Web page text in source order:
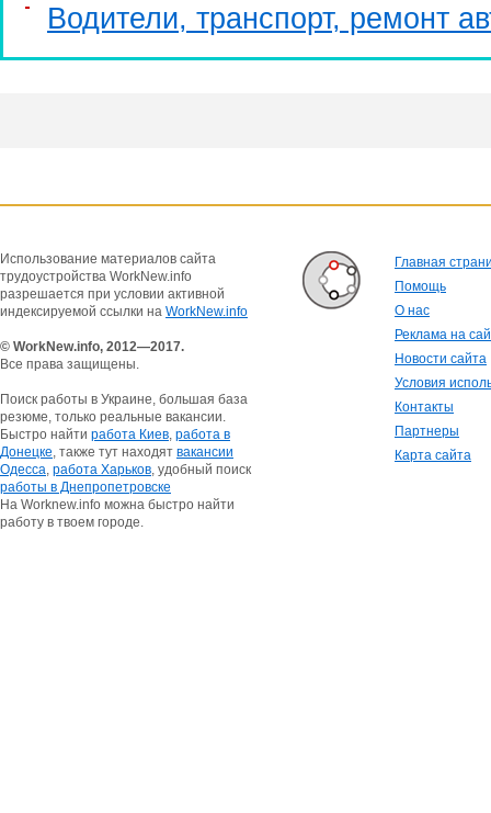
Водители, транспорт, ремонт
Использование материалов сайта
трудоустройства WorkNew.info
разрешается при условии активной
индексируемой ссылки на WorkNew.info
© WorkNew.info, 2012—2017.
Все права защищены.
Поиск работы в Украине, большая база
резюме, только реальные вакансии.
Быстро найти работа Киев, работа в
Донецке, также тут находят вакансии
Одесса, работа Харьков, удобный поиск
работы в Днепропетровске
На Worknew.info можна быстро найти
работу в твоем городе.
Главная
Помощь
О нас
Реклама на
Новости сайта
Условия
Контакты
Партнеры
Карта сайта